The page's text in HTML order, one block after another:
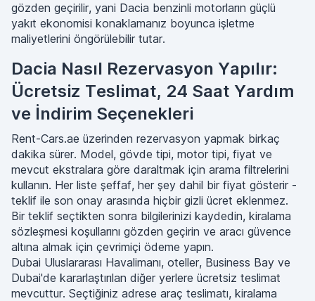
gözden geçirilir, yani Dacia benzinli motorların güçlü
yakıt ekonomisi konaklamanız boyunca işletme
maliyetlerini öngörülebilir tutar.
Dacia Nasıl Rezervasyon Yapılır:
Ücretsiz Teslimat, 24 Saat Yardım
ve İndirim Seçenekleri
Rent-Cars.ae üzerinden rezervasyon yapmak birkaç
dakika sürer. Model, gövde tipi, motor tipi, fiyat ve
mevcut ekstralara göre daraltmak için arama filtrelerini
kullanın. Her liste şeffaf, her şey dahil bir fiyat gösterir -
teklif ile son onay arasında hiçbir gizli ücret eklenmez.
Bir teklif seçtikten sonra bilgilerinizi kaydedin, kiralama
sözleşmesi koşullarını gözden geçirin ve aracı güvence
altına almak için çevrimiçi ödeme yapın.
Dubai Uluslararası Havalimanı, oteller, Business Bay ve
Dubai'de kararlaştırılan diğer yerlere ücretsiz teslimat
mevcuttur. Seçtiğiniz adrese araç teslimatı, kiralama